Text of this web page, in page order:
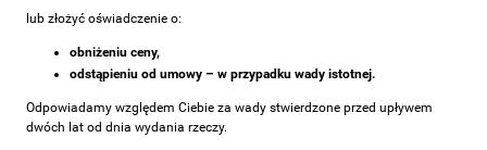
lub złożyć oświadczenie o:
obniżeniu ceny,
odstąpieniu od umowy – w przypadku wady istotnej.
Odpowiadamy względem Ciebie za wady stwierdzone przed upływem
dwóch lat od dnia wydania rzeczy.